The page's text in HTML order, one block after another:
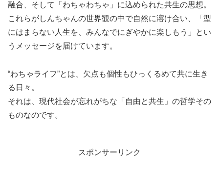
融合、そして「わちゃわちゃ」に込められた共生の思想。
これらがしんちゃんの世界観の中で自然に溶け合い、「型
にはまらない人生を、みんなでにぎやかに楽しもう」とい
うメッセージを届けています。
“わちゃライフ”とは、欠点も個性もひっくるめて共に生き
る日々。
それは、現代社会が忘れがちな「自由と共生」の哲学その
ものなのです。
スポンサーリンク